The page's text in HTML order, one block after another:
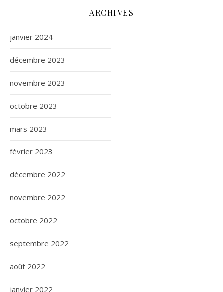
ARCHIVES
janvier 2024
décembre 2023
novembre 2023
octobre 2023
mars 2023
février 2023
décembre 2022
novembre 2022
octobre 2022
septembre 2022
août 2022
janvier 2022